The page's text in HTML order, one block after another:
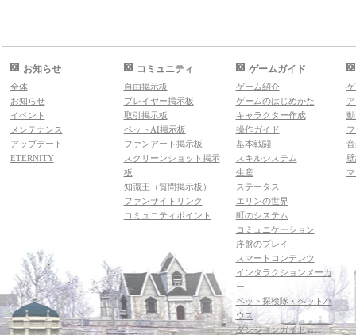
お知らせ
全体
お知らせ
イベント
メンテナンス
アップデート
ETERNITY
コミュニティ
自由掲示板
プレイヤー掲示板
取引掲示板
ペットAI掲示板
ファンアート掲示板
スクリーンショット掲示
板
知識王（質問掲示板）
ファンサイトリンク
コミュニティポイント
ゲームガイド
ゲーム紹介
ゲームのはじめかた
キャラクター作成
操作ガイド
基本戦闘
スキルシステム
生産
ステータス
エリンの世界
町のシステム
コミュニケーション
序盤のプレイ
スマートコンテンツ
インタラクションメーカ
ー
ペット探検隊・ペットハ
ウス
ダンジョンガイド